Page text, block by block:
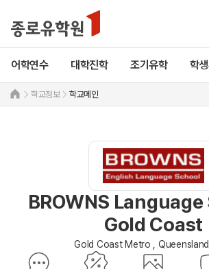
어학연수 대학진학 조기유학 학생
학교정보 학교메인
BROWNS
Gold Coast
Gold Coast Metro , Queensland